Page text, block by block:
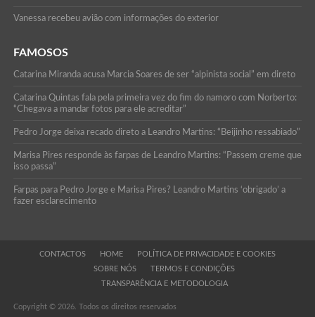
Vanessa recebeu avião com informações do exterior
FAMOSOS
Catarina Miranda acusa Marcia Soares de ser “alpinista social” em direto
Catarina Quintas fala pela primeira vez do fim do namoro com Norberto:
“Chegava a mandar fotos para ele acreditar”
Pedro Jorge deixa recado direto a Leandro Martins: “Beijinho ressabiado”
Marisa Pires responde às farpas de Leandro Martins: “Passem creme que
isso passa”
Farpas para Pedro Jorge e Marisa Pires? Leandro Martins ‘obrigado’ a
fazer esclarecimento
CONTACTOS HOME
POLÍTICA DE PRIVACIDADE E COOKIES
SOBRE NÓS
TERMOS E CONDIÇÕES
TRANSPARÊNCIA E METODOLOGIA
Copyright © 2026. Todos os direitos reservados